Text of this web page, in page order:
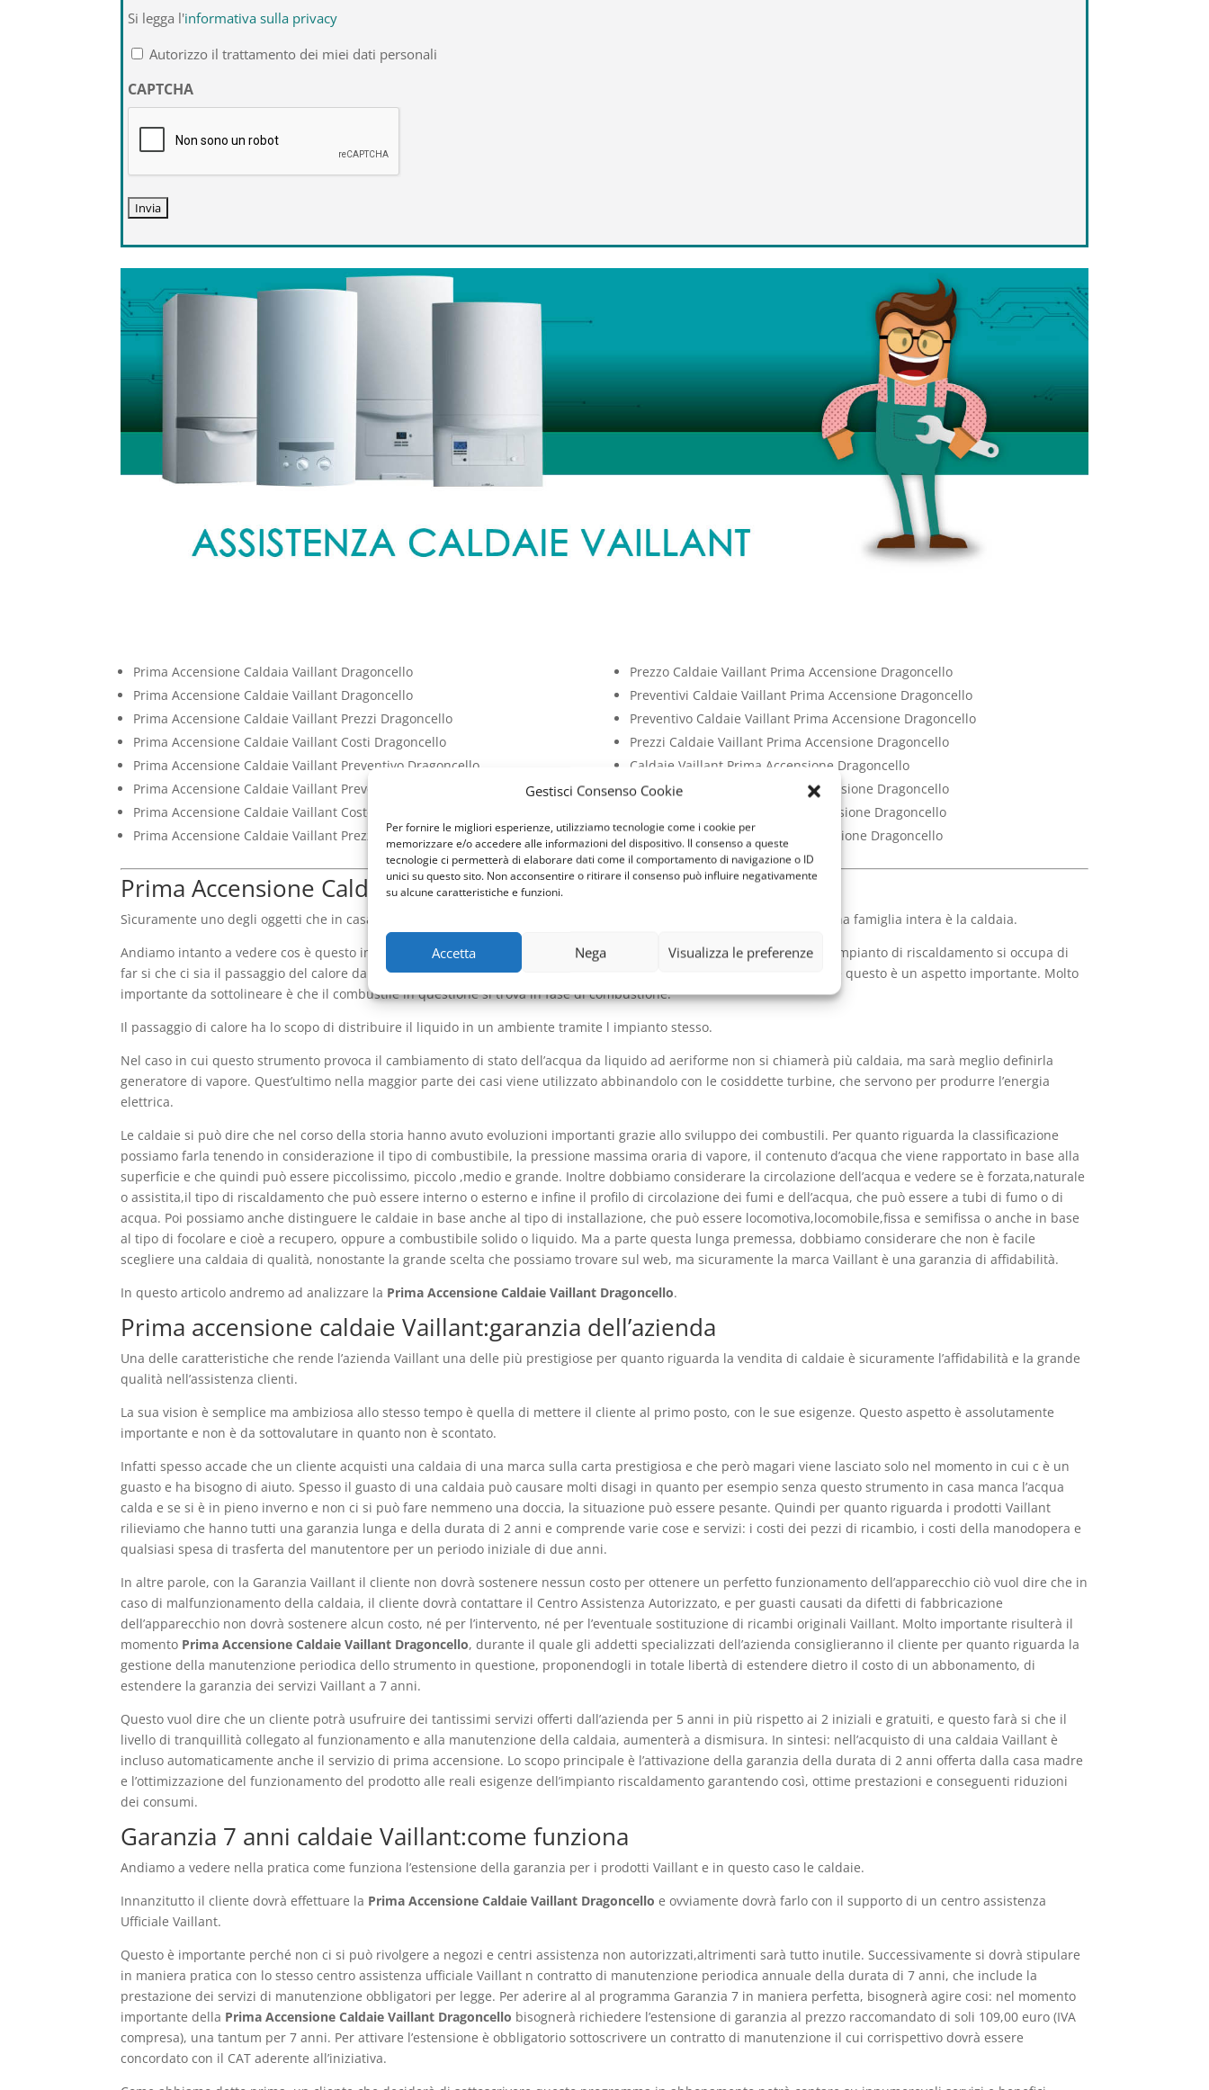
Gestisci Consenso Cookie
Per fornire le migliori esperienze, utilizziamo tecnologie come i cookie per
memorizzare e/o accedere alle informazioni del dispositivo. Il consenso a queste
tecnologie ci permetterà di elaborare dati come il comportamento di navigazione o ID
unici su questo sito. Non acconsentire o ritirare il consenso può influire negativamente
su alcune caratteristiche e funzioni.
Accetta Nega Visualizza le preferenze
legga
l'informativa
privacy
*
Si legga l'informativa sulla privacy
Autorizzo il trattamento dei miei dati personali
CAPTCHA
Prima Accensione Caldaia Vaillant Dragoncello
Prima Accensione Caldaie Vaillant Dragoncello
Prima Accensione Caldaie Vaillant Prezzi Dragoncello
Prima Accensione Caldaie Vaillant Costi Dragoncello
Prima Accensione Caldaie Vaillant Preventivo Dragoncello
Prima Accensione Caldaie Vaillant Preventivi Dragoncello
Prima Accensione Caldaie Vaillant Costo Dragoncello
Prima Accensione Caldaie Vaillant Prezzo Dragoncello
Prezzo Caldaie Vaillant Prima Accensione Dragoncello
Preventivi Caldaie Vaillant Prima Accensione Dragoncello
Preventivo Caldaie Vaillant Prima Accensione Dragoncello
Prezzi Caldaie Vaillant Prima Accensione Dragoncello
Caldaie Vaillant Prima Accensione Dragoncello
Prezzi Caldaie Vaillant Prima Accensione Dragoncello
Costo Caldaie Vaillant Prima Accensione Dragoncello
Costi Caldaie Vaillant Prima Accensione Dragoncello
Prima Accensione Caldaie Vaillant
Sìcuramente uno degli oggetti che in casa sono assolutamente importanti e fondamentali per una singola persona o una famiglia intera è la caldaia.
Andiamo intanto a vedere cos è questo importante oggetto. Si definisce caldaia quello strumento che all’interno di un impianto di riscaldamento si occupa di
far si che ci sia il passaggio del calore da un combustibile a un liquido, ma senza che ci sia un processo di ebollizione e questo è un aspetto importante. Molto
importante da sottolineare è che il combustile in questione si trova in fase di combustione.
Il passaggio di calore ha lo scopo di distribuire il liquido in un ambiente tramite l impianto stesso.
Nel caso in cui questo strumento provoca il cambiamento di stato dell’acqua da liquido ad aeriforme non si chiamerà più caldaia, ma sarà meglio definirla
generatore di vapore. Quest’ultimo nella maggior parte dei casi viene utilizzato abbinandolo con le cosiddette turbine, che servono per produrre l’energia
elettrica.
Le caldaie si può dire che nel corso della storia hanno avuto evoluzioni importanti grazie allo sviluppo dei combustili. Per quanto riguarda la classificazione
possiamo farla tenendo in considerazione il tipo di combustibile, la pressione massima oraria di vapore, il contenuto d’acqua che viene rapportato in base alla
superficie e che quindi può essere piccolissimo, piccolo ,medio e grande. Inoltre dobbiamo considerare la circolazione dell’acqua e vedere se è forzata,naturale
o assistita,il tipo di riscaldamento che può essere interno o esterno e infine il profilo di circolazione dei fumi e dell’acqua, che può essere a tubi di fumo o di
acqua. Poi possiamo anche distinguere le caldaie in base anche al tipo di installazione, che può essere locomotiva,locomobile,fissa e semifissa o anche in base
al tipo di focolare e cioè a recupero, oppure a combustibile solido o liquido. Ma a parte questa lunga premessa, dobbiamo considerare che non è facile
scegliere una caldaia di qualità, nonostante la grande scelta che possiamo trovare sul web, ma sicuramente la marca Vaillant è una garanzia di affidabilità.
In questo articolo andremo ad analizzare la Prima Accensione Caldaie Vaillant Dragoncello.
Prima accensione caldaie Vaillant:garanzia dell’azienda
Una delle caratteristiche che rende l’azienda Vaillant una delle più prestigiose per quanto riguarda la vendita di caldaie è sicuramente l’affidabilità e la grande
qualità nell’assistenza clienti.
La sua vision è semplice ma ambiziosa allo stesso tempo è quella di mettere il cliente al primo posto, con le sue esigenze. Questo aspetto è assolutamente
importante e non è da sottovalutare in quanto non è scontato.
Infatti spesso accade che un cliente acquisti una caldaia di una marca sulla carta prestigiosa e che però magari viene lasciato solo nel momento in cui c è un
guasto e ha bisogno di aiuto. Spesso il guasto di una caldaia può causare molti disagi in quanto per esempio senza questo strumento in casa manca l’acqua
calda e se si è in pieno inverno e non ci si può fare nemmeno una doccia, la situazione può essere pesante. Quindi per quanto riguarda i prodotti Vaillant
rilieviamo che hanno tutti una garanzia lunga e della durata di 2 anni e comprende varie cose e servizi: i costi dei pezzi di ricambio, i costi della manodopera e
qualsiasi spesa di trasferta del manutentore per un periodo iniziale di due anni.
In altre parole, con la Garanzia Vaillant il cliente non dovrà sostenere nessun costo per ottenere un perfetto funzionamento dell’apparecchio ciò vuol dire che in
caso di malfunzionamento della caldaia, il cliente dovrà contattare il Centro Assistenza Autorizzato, e per guasti causati da difetti di fabbricazione
dell’apparecchio non dovrà sostenere alcun costo, né per l’intervento, né per l’eventuale sostituzione di ricambi originali Vaillant. Molto importante risulterà il
momento Prima Accensione Caldaie Vaillant Dragoncello, durante il quale gli addetti specializzati dell’azienda consiglieranno il cliente per quanto riguarda la
gestione della manutenzione periodica dello strumento in questione, proponendogli in totale libertà di estendere dietro il costo di un abbonamento, di
estendere la garanzia dei servizi Vaillant a 7 anni.
Questo vuol dire che un cliente potrà usufruire dei tantissimi servizi offerti dall’azienda per 5 anni in più rispetto ai 2 iniziali e gratuiti, e questo farà si che il
livello di tranquillità collegato al funzionamento e alla manutenzione della caldaia, aumenterà a dismisura. In sintesi: nell’acquisto di una caldaia Vaillant è
incluso automaticamente anche il servizio di prima accensione. Lo scopo principale è l’attivazione della garanzia della durata di 2 anni offerta dalla casa madre
e l’ottimizzazione del funzionamento del prodotto alle reali esigenze dell’impianto riscaldamento garantendo così, ottime prestazioni e conseguenti riduzioni
dei consumi.
Garanzia 7 anni caldaie Vaillant:come funziona
Andiamo a vedere nella pratica come funziona l’estensione della garanzia per i prodotti Vaillant e in questo caso le caldaie.
Innanzitutto il cliente dovrà effettuare la Prima Accensione Caldaie Vaillant Dragoncello e ovviamente dovrà farlo con il supporto di un centro assistenza
Ufficiale Vaillant.
Questo è importante perché non ci si può rivolgere a negozi e centri assistenza non autorizzati,altrimenti sarà tutto inutile. Successivamente si dovrà stipulare
in maniera pratica con lo stesso centro assistenza ufficiale Vaillant n contratto di manutenzione periodica annuale della durata di 7 anni, che include la
prestazione dei servizi di manutenzione obbligatori per legge. Per aderire al al programma Garanzia 7 in maniera perfetta, bisognerà agire cosi: nel momento
importante della Prima Accensione Caldaie Vaillant Dragoncello bisognerà richiedere l’estensione di garanzia al prezzo raccomandato di soli 109,00 euro (IVA
compresa), una tantum per 7 anni. Per attivare l’estensione è obbligatorio sottoscrivere un contratto di manutenzione il cui corrispettivo dovrà essere
concordato con il CAT aderente all’iniziativa.